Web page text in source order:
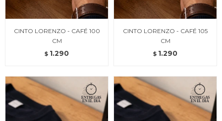
CINTO LORENZO - CAFÉ 100
CM
$ 1.290
CINTO LORENZO - CAFÉ 105
CM
$ 1.290